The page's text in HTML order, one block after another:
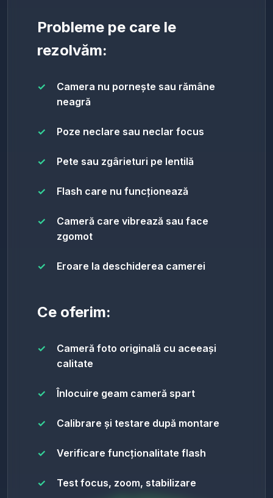
Probleme pe care le
rezolvăm:
Camera nu pornește sau rămâne
neagră
Poze neclare sau neclar focus
Pete sau zgârieturi pe lentilă
Flash care nu funcționează
Cameră care vibrează sau face
zgomot
Eroare la deschiderea camerei
Ce oferim:
Cameră foto originală cu aceeași
calitate
Înlocuire geam cameră spart
Calibrare și testare după montare
Verificare funcționalitate flash
Test focus, zoom, stabilizare